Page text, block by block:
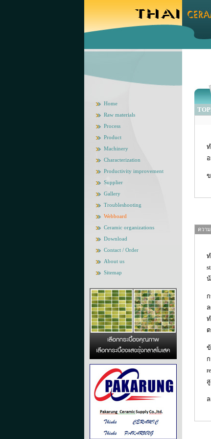
Home
Raw materials
Process
Product
Machinery
Characterization
Productivity improvement
Supplier
Gallery
Troubleshooting
Webboard
Ceramic organizations
Download
Contact / Order
About us
Sitemap
ควา